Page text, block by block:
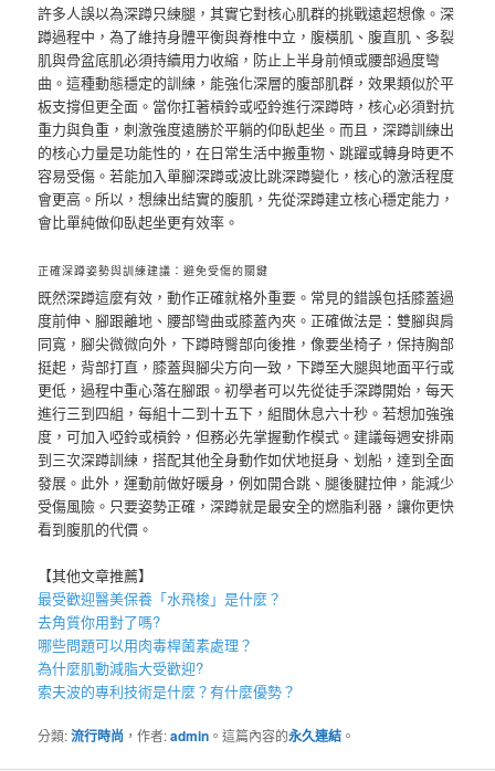
許多人誤以為深蹲只練腿，其實它對核心肌群的挑戰遠超想像。深
蹲過程中，為了維持身體平衡與脊椎中立，腹橫肌、腹直肌、多裂
肌與骨盆底肌必須持續用力收縮，防止上半身前傾或腰部過度彎
曲。這種動態穩定的訓練，能強化深層的腹部肌群，效果類似於平
板支撐但更全面。當你扛著槓鈴或啞鈴進行深蹲時，核心必須對抗
重力與負重，刺激強度遠勝於平躺的仰臥起坐。而且，深蹲訓練出
的核心力量是功能性的，在日常生活中搬重物、跳躍或轉身時更不
容易受傷。若能加入單腳深蹲或波比跳深蹲變化，核心的激活程度
會更高。所以，想練出結實的腹肌，先從深蹲建立核心穩定能力，
會比單純做仰臥起坐更有效率。
正確深蹲姿勢與訓練建議：避免受傷的關鍵
既然深蹲這麼有效，動作正確就格外重要。常見的錯誤包括膝蓋過
度前伸、腳跟離地、腰部彎曲或膝蓋內夾。正確做法是：雙腳與肩
同寬，腳尖微微向外，下蹲時臀部向後推，像要坐椅子，保持胸部
挺起，背部打直，膝蓋與腳尖方向一致，下蹲至大腿與地面平行或
更低，過程中重心落在腳跟。初學者可以先從徒手深蹲開始，每天
進行三到四組，每組十二到十五下，組間休息六十秒。若想加強強
度，可加入啞鈴或槓鈴，但務必先掌握動作模式。建議每週安排兩
到三次深蹲訓練，搭配其他全身動作如伏地挺身、划船，達到全面
發展。此外，運動前做好暖身，例如開合跳、腿後腱拉伸，能減少
受傷風險。只要姿勢正確，深蹲就是最安全的燃脂利器，讓你更快
看到腹肌的代價。
【其他文章推薦】
最受歡迎醫美保養「水飛梭」是什麼？
去角質你用對了嗎?
哪些問題可以用肉毒桿菌素處理？
為什麼肌動減脂大受歡迎?
索夫波的專利技術是什麼？有什麼優勢？
分類:流行時尚 ，作者:admin 。這篇內容的永久連結 。